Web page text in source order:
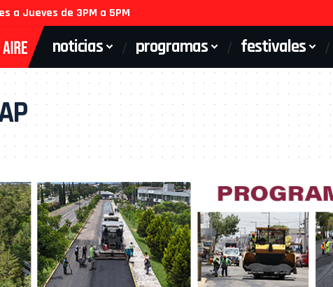
a Jueves de 3PM a 5PM
noticias programas festivales